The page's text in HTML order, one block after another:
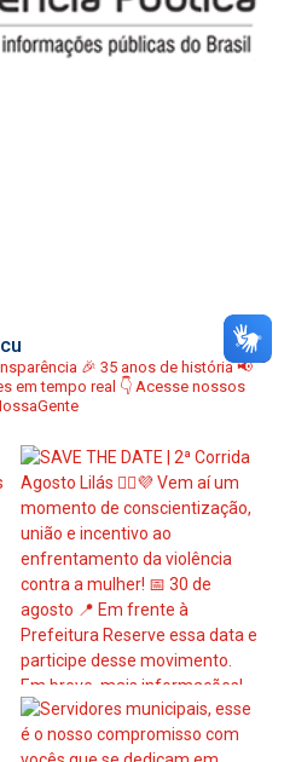
🎉 35 anos de história📢
em tempo real 👇 Acesse nossos